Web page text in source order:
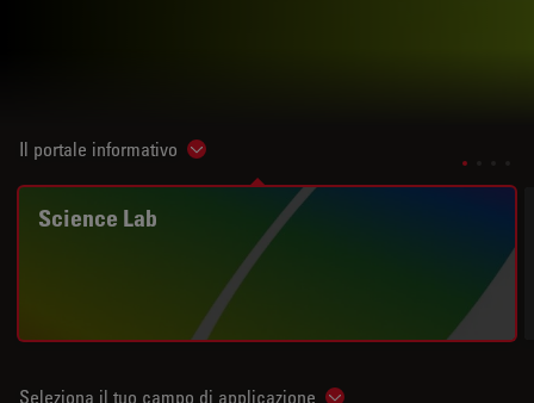
Il portale informativo Show subnavigation
Science Lab
Seleziona il tuo campo di applicazione